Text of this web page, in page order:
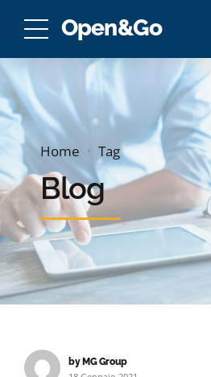
Open&Go
Home Tag
Blog
by MG Group